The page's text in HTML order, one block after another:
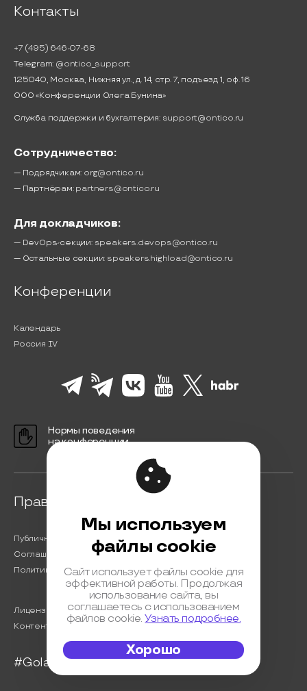
Контакты
+7 (495) 646-07-68
Telegram: @ontico_support
125040, Москва, Нижняя ул., д. 14, стр. 7, подъезд 1, оф. 16
ООО «Конференции Олега Бунина»
Служба поддержки и бухгалтерия: support@ontico.ru
Сотрудничество:
— Подрядчикам: org@ontico.ru
— Партнёрам: partners@ontico.ru
Для докладчиков:
— DevOps-секции: speakers.devops@ontico.ru
— Остальные секции: speakers.highload@ontico.ru
Конференции
Календарь
Россия IV
Нормы поведения
на конференции
Правовая информация
Публичная оферта
Соглашение на обработку персональных данных
Политика обработки персональных данных
Лицензионный договор с Автором
Контентная политика конференции
#Golangconf2023
Мы используем
файлы cookie
Сайт использует файлы cookie для
эффективной работы. Продолжая
использование сайта, вы
соглашаетесь с использованием
файлов cookie.Узнать подробнее.
Хорошо